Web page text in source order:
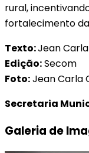
rural,
fortalecimento
Texto:Jean
Edição:Secom
Foto:Jean Carla
Secretaria
Galeria de